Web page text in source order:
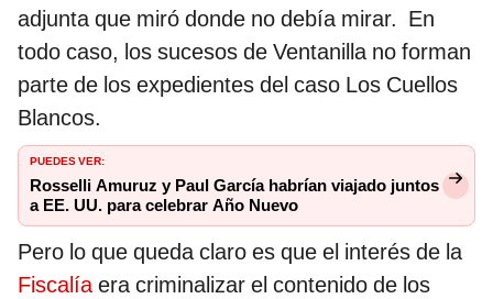
adjunta que miró donde no debía mirar. En
todo caso, los sucesos de Ventanilla no forman
parte de los expedientes del caso Los Cuellos
Blancos.
PUEDES VER:
Rosselli Amuruz y Paul García habrían viajado juntos
a EE. UU. para celebrar Año Nuevo
Pero lo que queda claro es que el interés de la
Fiscalíaera criminalizar el contenido de los